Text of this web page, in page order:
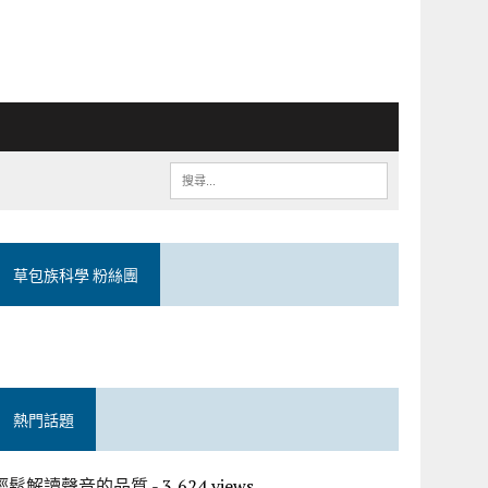
草包族科學 粉絲團
熱門話題